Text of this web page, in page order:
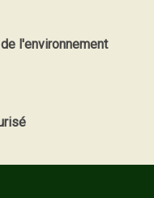
l'environnement